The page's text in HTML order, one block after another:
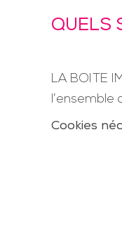
QUELS
LA BOITE
l’ensemble
Cookies